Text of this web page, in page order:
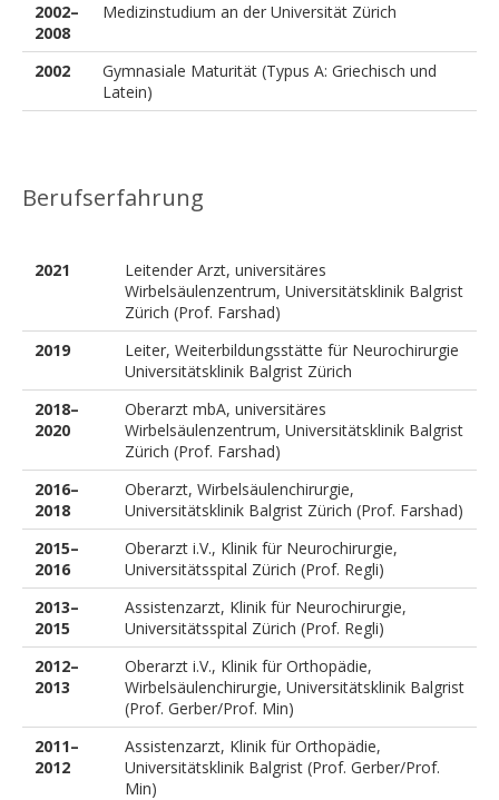
2002–
2008
Medizinstudium an der Universität Zürich
2002
Gymnasiale Maturität (Typus A: Griechisch und
Latein)
Berufserfahrung
2021
Leitender Arzt, universitäres
Wirbelsäulenzentrum, Universitätsklinik Balgrist
Zürich (Prof. Farshad)
2019
Leiter, Weiterbildungsstätte für Neurochirurgie
Universitätsklinik Balgrist Zürich
2018–
2020
Oberarzt mbA, universitäres
Wirbelsäulenzentrum, Universitätsklinik Balgrist
Zürich (Prof. Farshad)
2016–
2018
Oberarzt, Wirbelsäulenchirurgie,
Universitätsklinik Balgrist Zürich (Prof. Farshad)
2015–
2016
Oberarzt i.V., Klinik für Neurochirurgie,
Universitätsspital Zürich (Prof. Regli)
2013–
2015
Assistenzarzt, Klinik für Neurochirurgie,
Universitätsspital Zürich (Prof. Regli)
2012–
2013
Oberarzt i.V., Klinik für Orthopädie,
Wirbelsäulenchirurgie, Universitätsklinik Balgrist
(Prof. Gerber/Prof. Min)
2011–
2012
Assistenzarzt, Klinik für Orthopädie,
Universitätsklinik Balgrist (Prof. Gerber/Prof.
Min)